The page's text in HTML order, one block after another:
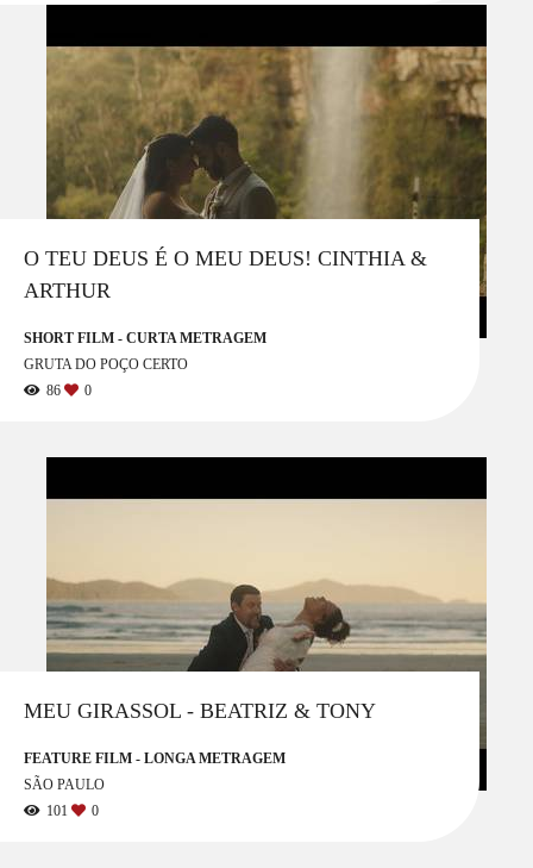
O TEU DEUS É O MEU DEUS! CINTHIA &
ARTHUR
SHORT FILM - CURTA METRAGEM
GRUTA DO POÇO CERTO
86
0
MEU GIRASSOL - BEATRIZ & TONY
FEATURE FILM - LONGA METRAGEM
SÃO PAULO
101
0